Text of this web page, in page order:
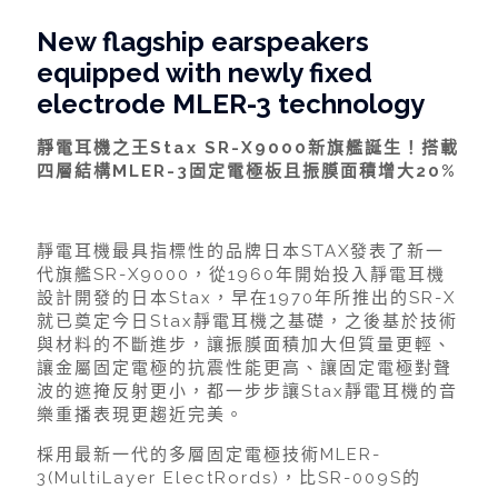
New flagship earspeakers
equipped with newly fixed
electrode MLER-3 technology
靜電耳機之王Stax SR-X9000新旗艦誕生！搭載
四層結構MLER-3固定電極板且振膜面積增大20%
靜電耳機最具指標性的品牌日本STAX發表了新一
代旗艦SR-X9000，從1960年開始投入靜電耳機
設計開發的日本Stax，早在1970年所推出的SR-X
就已奠定今日Stax靜電耳機之基礎，之後基於技術
與材料的不斷進步，讓振膜面積加大但質量更輕、
讓金屬固定電極的抗震性能更高、讓固定電極對聲
波的遮掩反射更小，都一步步讓Stax靜電耳機的音
樂重播表現更趨近完美。
棌用最新一代的多層固定電極技術MLER-
3(MultiLayer ElectRords)，比SR-009S的